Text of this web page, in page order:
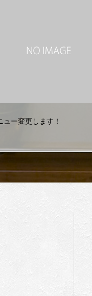
の隠れ家的なお店をお探し